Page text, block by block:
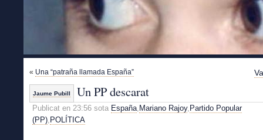
« Una “patraña llamada España”
Jaume Pubill Un PP descarat
Publicat en 23:56 sota España, Mariano Rajoy, Partido Popular
(PP), POLÍTICA